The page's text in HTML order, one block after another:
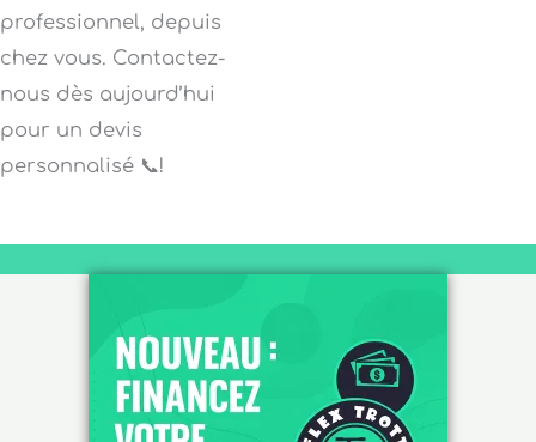
professionnel, depuis
chez vous. Contactez-
nous dès aujourd’hui
pour un devis
personnalisé 📞!